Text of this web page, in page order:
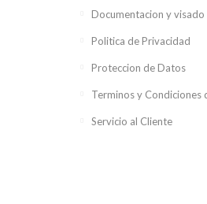
Documentacion y visado
Politica de Privacidad
Proteccion de Datos
Terminos y Condiciones
Servicio al Cliente